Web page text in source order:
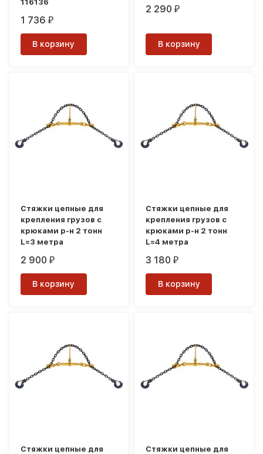
116136
1 736₽
В корзину
2 290₽
В корзину
Стяжки цепные для
крепления грузов с
крюками р-н 2 тонн
L=3 метра
2 900₽
В корзину
Стяжки цепные для
крепления грузов с
крюками р-н 2 тонн
L=4 метра
3 180₽
В корзину
Стяжки цепные для
Стяжки цепные для